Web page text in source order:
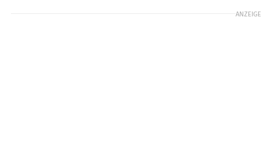
ANZEIGE